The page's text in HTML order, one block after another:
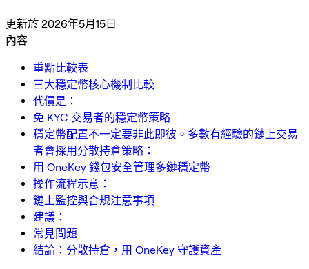
更新於 2026年5月15日
內容
重點比較表
三大穩定幣核心機制比較
代價是：
免 KYC 交易者的穩定幣策略
穩定幣配置不一定要非此即彼。多數有經驗的鏈上交易
者會採用分散持倉策略：
用 OneKey 錢包安全管理多鏈穩定幣
操作流程示意：
鏈上監控與合規注意事項
建議：
常見問題
結論：分散持倉，用 OneKey 守護資產